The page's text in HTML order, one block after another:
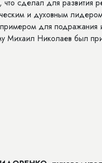
сделал для развития
и духовным
примером для
Михаил Николаев был